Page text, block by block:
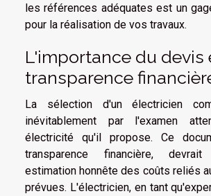
les références adéquates est un
pour la réalisation de vos travaux.
L'importance du devis
transparence
La sélection d'un électricien
inévitablement par l'examen
électricité qu'il propose. Ce
transparence financière,
estimation honnête des coûts reliés
prévues. L'électricien, en tant